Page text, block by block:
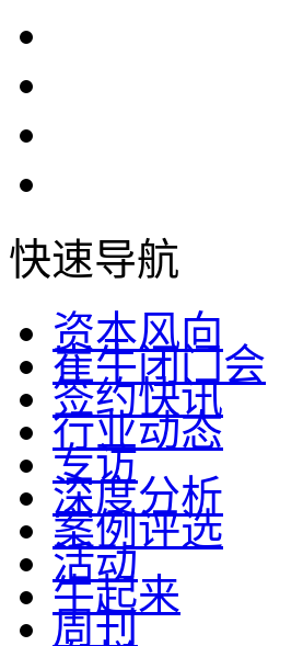
快速导航
资本风向
崔牛闭门会
签约快讯
行业动态
专访
深度分析
案例评选
活动
牛起来
周刊